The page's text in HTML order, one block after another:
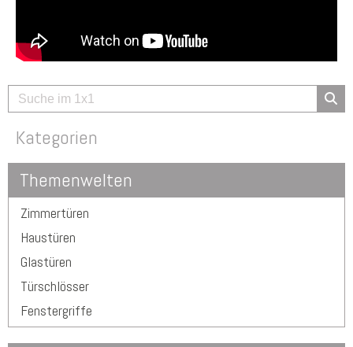
Kategorien
Themenwelten
Zimmertüren
Haustüren
Glastüren
Türschlösser
Fenstergriffe